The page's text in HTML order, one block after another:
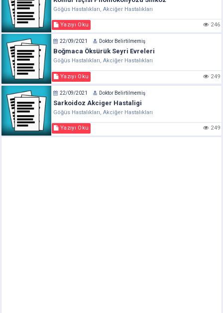
Göğüs Hastalıkları, Akciğer Hastalıkları
Yazıyı Oku 246
22/09/2021 Doktor Belirtilmemiş
Boğmaca Öksürük Seyri Evreleri
Göğüs Hastalıkları, Akciğer Hastalıkları
Yazıyı Oku 249
22/09/2021 Doktor Belirtilmemiş
Sarkoidoz Akciger Hastaligi
Göğüs Hastalıkları, Akciğer Hastalıkları
Yazıyı Oku 249